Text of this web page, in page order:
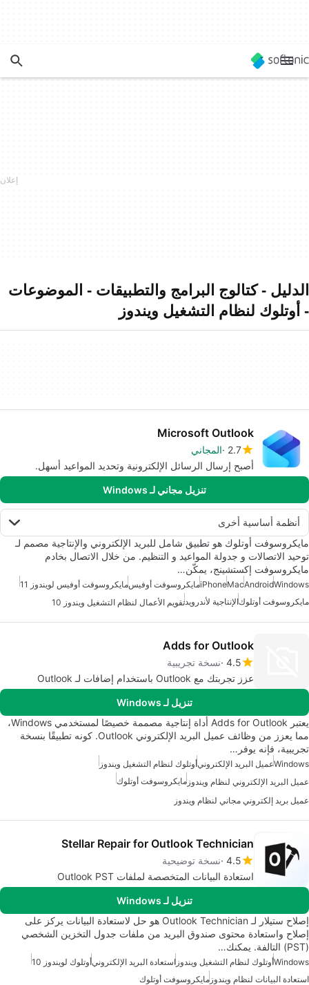
الدليل - كتالوج البرامج والتطبيقات - الموضوعات
- أوتلوك لنظام التشغيل ويندوز
Microsoft Outlook
2.7 المجاني
أصبح إرسال الرسائل الإلكترونية وتحديد المواعيد أسهل.
تنزيل مجاني لـ Windows
أنظمة أساسية أخرى
مايكروسوفت أوتلوك هو تطبيق شامل للبريد الإلكتروني والإنتاجية مصمم لـ
توحيد الاتصالات و جدولة المواعيد و التنظيم. من خلال الاتصال بخادم
مايكروسوفت إكستشينج، يمكّن…
Windows
Android
Mac
iPhoneمايكروسوفت أوفيسمايكروسوفت أوفيس لويندوز 11
مايكروسوفت أوتلوكالإنتاجية لأندرويدتقويم الأعمال لنظام التشغيل ويندوز 10
Adds for Outlook
4.5 نسخة تجريبية
عزز تجربتك مع Outlook باستخدام إضافات لـ Outlook
تنزيل لـ Windows
يعتبر Adds for Outlook أداة إنتاجية مصممة خصيصًا لمستخدمي Windows،
مما يعزز من وظائف عميل البريد الإلكتروني Outlook. كونه تطبيقًا بنسخة
تجريبية، فإنه يوفر…
Windowsعميل البريد الإلكترونيأوتلوك لنظام التشغيل ويندوز
عميل البريد الإلكتروني لنظام ويندوز مايكروسوفت أوتلوك
عميل بريد إلكتروني مجاني لنظام ويندوز
Stellar Repair for Outlook Technician
4.5 نسخة توضيحية
استعادة البيانات المتخصصة لملفات Outlook PST
تنزيل لـ Windows
إصلاح ستيلار لـ Outlook Technician هو حل لاستعادة البيانات يركز على
إصلاح واستعادة محتوى صندوق البريد من ملفات جدول التخزين الشخصي
(PST) التالفة. يمكنك…
Windowsأوتلوك لنظام التشغيل ويندوز استعادة البريد الإلكترونيأوتلوك لويندوز 10
استعادة البيانات لنظام ويندوز مايكروسوفت أوتلوك